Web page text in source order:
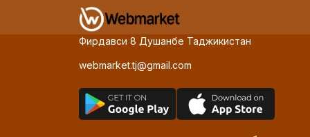
Фирдавси 8 Душанбе Таджикистан
webmarket.tj@gmail.com